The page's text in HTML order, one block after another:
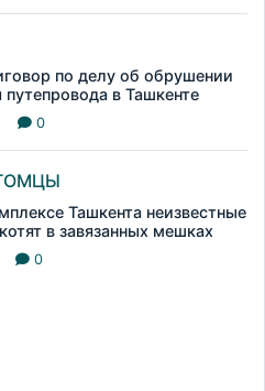
по делу об обрушении
путепровода в Ташкенте
0
Ташкента неизвестные
в завязанных мешках
0